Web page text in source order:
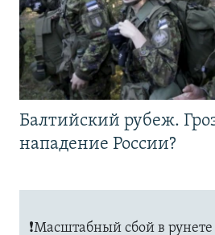
Балтийский рубеж.
нападение России?